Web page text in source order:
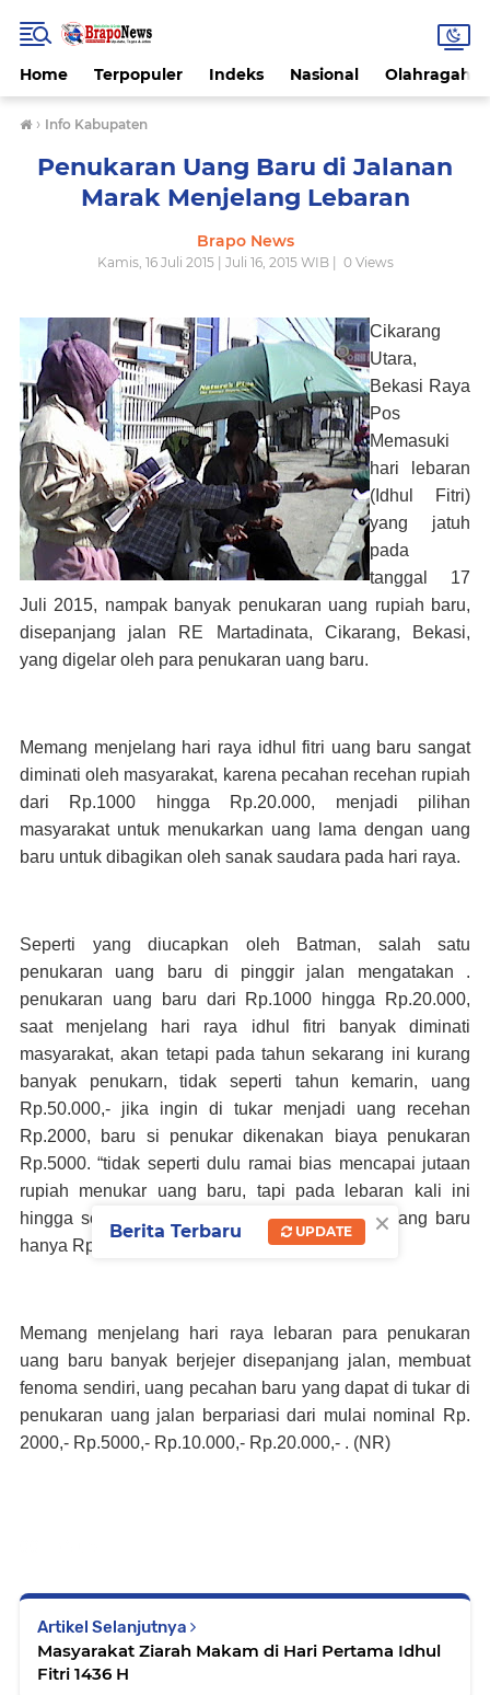
Home Terpopuler Indeks Nasional Olahragah
› Info Kabupaten
Penukaran Uang Baru di Jalanan
Marak Menjelang Lebaran
Brapo News
Kamis, 16 Juli 2015 | Juli 16, 2015 WIB | 0Views
Cikarang
Utara,
Bekasi Raya
Pos
Memasuki
hari lebaran
(Idhul Fitri)
yang jatuh
pada
tanggal 17
Juli 2015, nampak banyak penukaran uang rupiah baru,
disepanjang jalan RE Martadinata, Cikarang, Bekasi,
yang digelar oleh para penukaran uang baru.
Memang menjelang hari raya idhul fitri uang baru sangat
diminati oleh masyarakat, karena pecahan recehan rupiah
dari Rp.1000 hingga Rp.20.000, menjadi pilihan
masyarakat untuk menukarkan uang lama dengan uang
baru untuk dibagikan oleh sanak saudara pada hari raya.
Seperti yang diucapkan oleh Batman, salah satu
penukaran uang baru di pinggir jalan mengatakan .
penukaran uang baru dari Rp.1000 hingga Rp.20.000,
saat menjelang hari raya idhul fitri banyak diminati
masyarakat, akan tetapi pada tahun sekarang ini kurang
banyak penukarn, tidak seperti tahun kemarin, uang
Rp.50.000,- jika ingin di tukar menjadi uang recehan
Rp.2000, baru si penukar dikenakan biaya penukaran
Rp.5000. “tidak seperti dulu ramai bias mencapai jutaan
rupiah menukar uang baru, tapi pada lebaran kali ini
hingga sore hari saya baru dapat penukaran uang baru
hanya Rp.300.000,- “ujarnya
Memang menjelang hari raya lebaran para penukaran
uang baru banyak berjejer disepanjang jalan, membuat
fenoma sendiri, uang pecahan baru yang dapat di tukar di
penukaran uang jalan berpariasi dari mulai nominal Rp.
2000,- Rp.5000,- Rp.10.000,- Rp.20.000,- . (NR)
Artikel Selanjutnya
Masyarakat Ziarah Makam di Hari Pertama Idhul
Fitri 1436 H
×
Berita Terbaru UPDATE